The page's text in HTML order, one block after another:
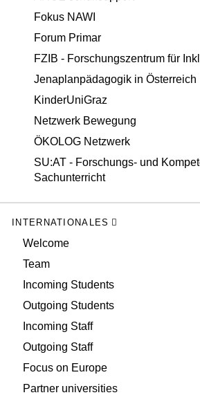
Fokus NAWI
Forum Primar
FZIB - Forschungszentrum für
Jenaplanpädagogik in Österreich
KinderUniGraz
Netzwerk Bewegung
ÖKOLOG Netzwerk
SU:AT - Forschungs- und
Sachunterricht
INTERNATIONALES
Welcome
Team
Incoming Students
Outgoing Students
Incoming Staff
Outgoing Staff
Focus on Europe
Partner universities